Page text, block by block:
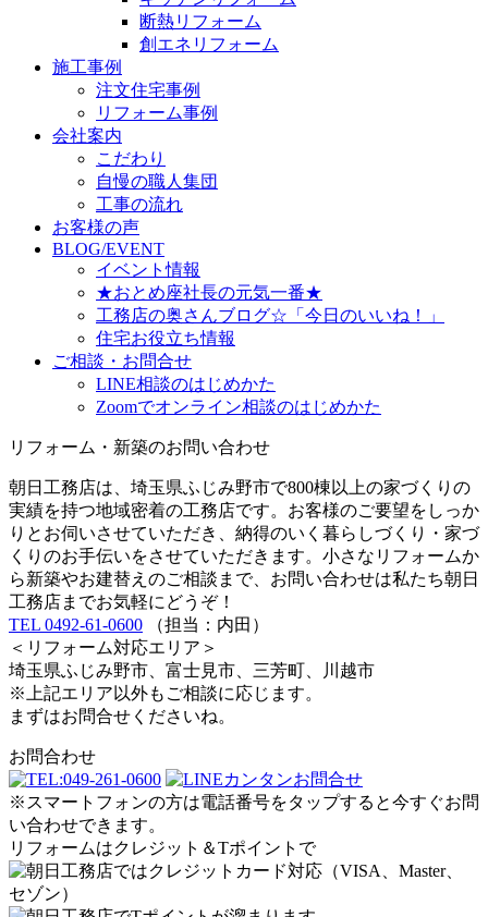
断熱リフォーム
創エネリフォーム
施工事例
注文住宅事例
リフォーム事例
会社案内
こだわり
自慢の職人集団
工事の流れ
お客様の声
BLOG/EVENT
イベント情報
★おとめ座社長の元気一番★
工務店の奥さんブログ☆「今日のいいね！」
住宅お役立ち情報
ご相談・お問合せ
LINE相談のはじめかた
Zoomでオンライン相談のはじめかた
リフォーム・新築のお問い合わせ
朝日工務店は、埼玉県ふじみ野市で800棟以上の家づくりの
実績を持つ地域密着の工務店です。お客様のご要望をしっか
りとお伺いさせていただき、納得のいく暮らしづくり・家づ
くりのお手伝いをさせていただきます。小さなリフォームか
ら新築やお建替えのご相談まで、お問い合わせは私たち朝日
工務店までお気軽にどうぞ！
TEL 0492-61-0600 （担当：内田）
＜リフォーム対応エリア＞
埼玉県ふじみ野市、富士見市、三芳町、川越市
※上記エリア以外もご相談に応じます。
まずはお問合せくださいね。
お問合わせ
※スマートフォンの方は電話番号をタップすると今すぐお問
い合わせできます。
リフォームはクレジット＆Tポイントで